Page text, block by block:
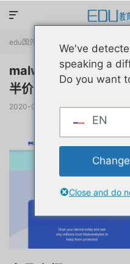

edu国外优惠 正文
malwarebytes国外
半价申请教程
2020-01-09 阅读(5125) 评论(0)
We've
speaking a
Do you want
EN
Close and do